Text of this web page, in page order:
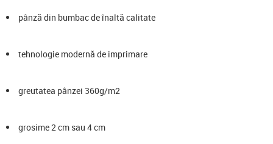
pânză din bumbac de înaltă calitate
tehnologie modernă de imprimare
greutatea pânzei 360g/m2
grosime 2 cm sau 4 cm